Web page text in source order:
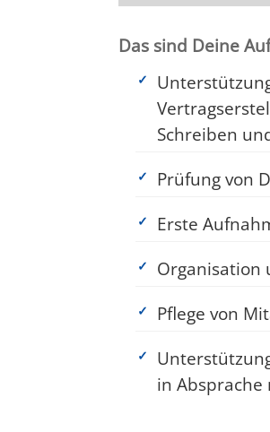
Das sind Deine
Schreiben
Prüfung von
Erste
Organisation
Pflege von
in